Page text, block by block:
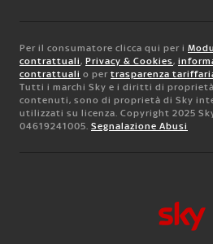
Per il consumatore clicca qui per i
contrattuali, Privacy & Cookies,
contrattuali o per trasparenza
Tutti i marchi Sky e i diritti di
contenuti, sono di proprietà di Sky
utilizzati su licenza. Copyright 2025
04619241005. Segnalazione Abusi